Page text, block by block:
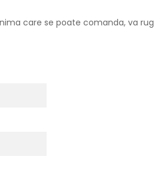
care se poate comanda, va